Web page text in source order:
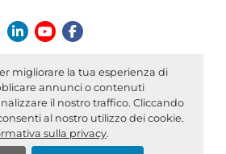
migliorare la tua esperienza di
annunci o contenuti
il nostro traffico. Cliccando
al nostro utilizzo dei cookie.
sulla privacy.
linkedinyoutubefacebook
sito web diMachinio
le preferenze sui Cookies